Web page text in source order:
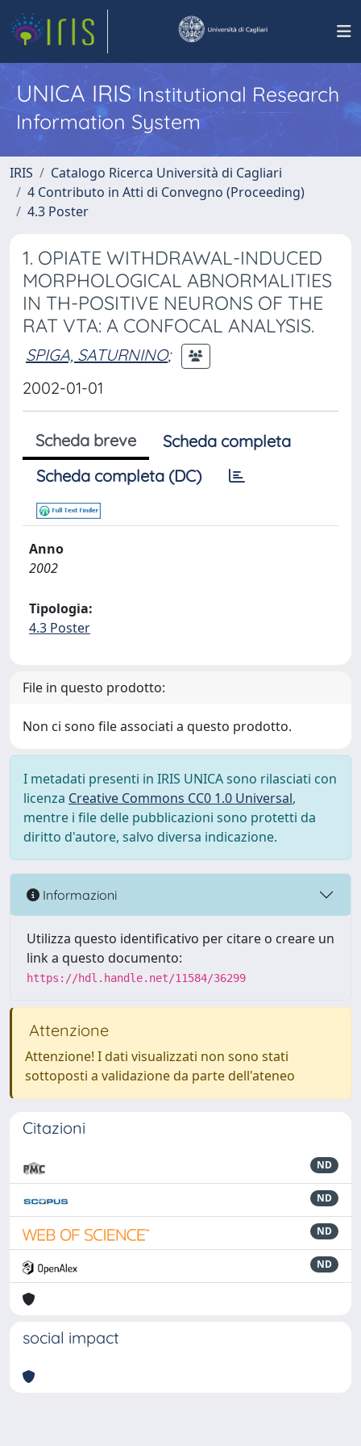
UNICA IRISInstitutional Research
Information System
IRIS
Catalogo Ricerca Università di Cagliari
4 Contributo in Atti di Convegno (Proceeding)
4.3 Poster
1. OPIATE WITHDRAWAL-INDUCED
MORPHOLOGICAL ABNORMALITIES
IN TH-POSITIVE NEURONS OF THE
RAT VTA: A CONFOCAL ANALYSIS.
SPIGA, SATURNINO;
2002-01-01
Scheda breve
Scheda completa
Scheda completa (DC)
Anno
2002
Tipologia:
4.3 Poster
File in questo prodotto:
Non ci sono file associati a questo prodotto.
I metadati presenti in IRIS UNICA sono rilasciati con
licenza Creative Commons CC0 1.0 Universal,
mentre i file delle pubblicazioni sono protetti da
diritto d'autore, salvo diversa indicazione.
Informazioni
Utilizza questo identificativo per citare o creare un
link a questo documento:
https://hdl.handle.net/11584/36299
Attenzione
Attenzione! I dati visualizzati non sono stati
sottoposti a validazione da parte dell'ateneo
Citazioni
ND
ND
ND
ND
social impact